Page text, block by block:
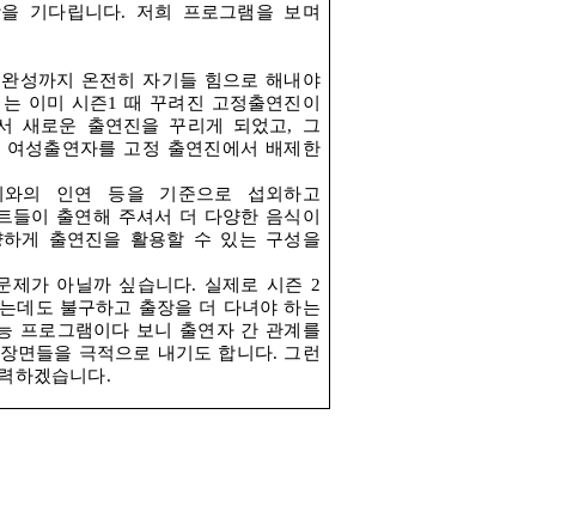
기다립니다. 저희 프로그램을 보며
성까지 온전히 자기들 힘으로 해내야
이미 시즌1때 꾸려진 고정출연진이
새로운 출연진을 꾸리게 되었고,
그
여성출연자를 고정 출연진에서 배제한
와의 인연 등을 기준으로 섭외하고
이 출연해 주셔서 더 다양한 음식이
게 출연진을 활용할 수 있는 구성을
제가 아닐까 싶습니다. 실제로 시즌 2
데도 불구하고 출장을 더 다녀야 하는
프로그램이다 보니 출연자 간 관계를
면들을 극적으로 내기도 합니다. 그런
하겠습니다.